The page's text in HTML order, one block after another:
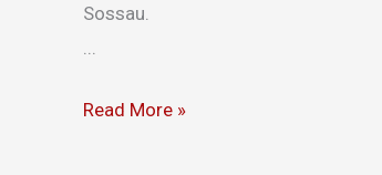
Sossau.
Read More »